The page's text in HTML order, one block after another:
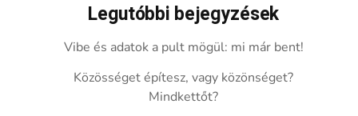
Legutóbbi bejegyzések
Vibe és adatok a pult mögül: mi már bent!
Közösséget építesz, vagy közönséget?
Mindkettőt?